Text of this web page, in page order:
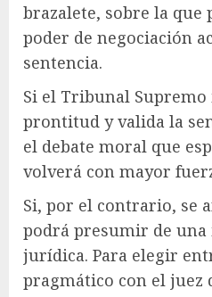
brazalete, sobre la
poder de negociación
sentencia.
Si el Tribunal
prontitud y valida la
el debate moral que
volverá con mayor
Si, por el contrario, se
podrá presumir de
jurídica. Para elegir
pragmático con el juez